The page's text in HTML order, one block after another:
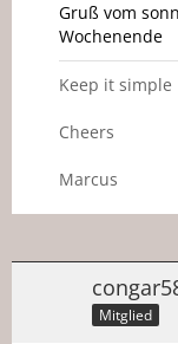
Gruß vom
Wochenende
Keep it simple
Cheers
Marcus
Mitglied